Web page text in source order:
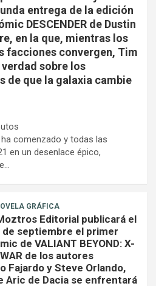
entrega de la edición
DESCENDER de Dustin
en la que, mientras los
facciones convergen, Tim
sobre los
de que la galaxia cambie
comenzado y todas las
en un desenlace épico,
GRÁFICA
Editorial publicará el
de septiembre el primer
de VALIANT BEYOND: X-
de los autores
Fajardo y Steve Orlando,
Aric de Dacia se enfrentará